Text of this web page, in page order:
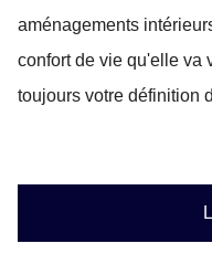
aménagements
confort de vie qu'elle va
toujours votre définition